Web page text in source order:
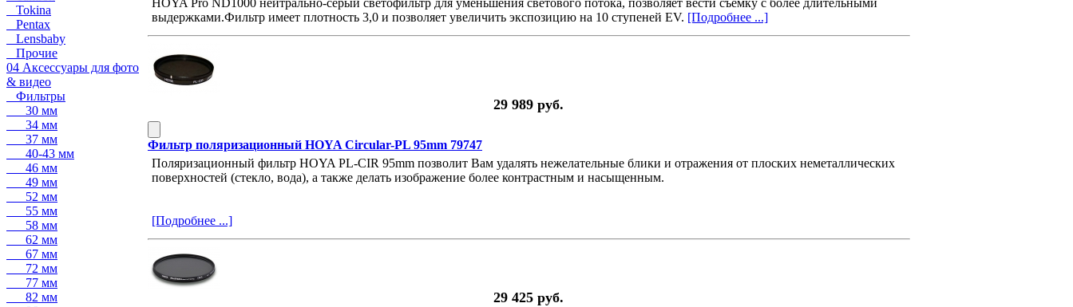
Tokina
Pentax
Lensbaby
Прочие
04 Аксессуары для фото
& видео
Фильтры
30 мм
34 мм
37 мм
40-43 мм
46 мм
49 мм
52 мм
55 мм
58 мм
62 мм
67 мм
72 мм
77 мм
82 мм
выдержками.Фильтр имеет плотность 3,0 и позволяет увеличить экспозицию на 10 ступеней EV. [Подробнее ...]
29 989 руб.
Фильтр поляризационный HOYA Circular-PL 95mm 79747
Поляризационный фильтр HOYA PL-CIR 95mm позволит Вам удалять нежелательные блики и отражения от плоских неметаллических
поверхностей (стекло, вода), а также делать изображение более контрастным и насыщенным.
[Подробнее ...]
29 425 руб.